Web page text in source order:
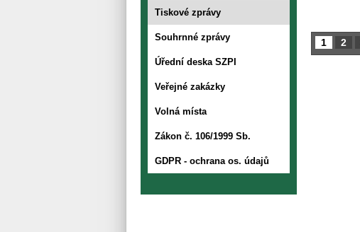
Tiskové zprávy
Souhrnné zprávy
Úřední deska SZPI
Veřejné zakázky
Volná místa
Zákon č. 106/1999 Sb.
GDPR - ochrana os. údajů
1 2